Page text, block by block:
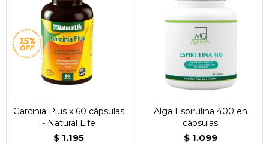
Garcinia Plus x 60 cápsulas
- Natural Life
$ 1.195
Alga Espirulina 400 en
cápsulas
$ 1.099